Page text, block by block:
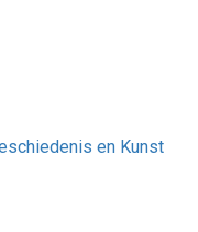
en Kunst